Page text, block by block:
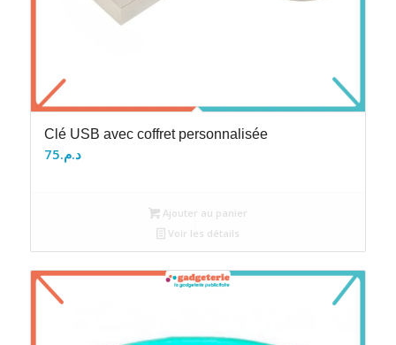
Clé USB avec coffret personnalisée
د.م.75
Ajouter au panier
Voir les détails